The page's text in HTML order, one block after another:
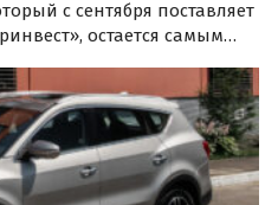
с сентября поставляет
остается самым
портала «Автоновости
3 декабря.